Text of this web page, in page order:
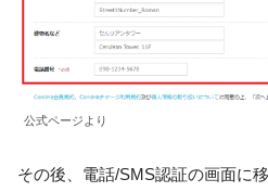
公式ページより
その後、電話/SMS認証の画面に移